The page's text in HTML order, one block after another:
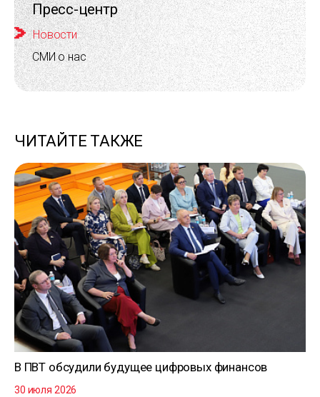
Пресс-центр
Новости
СМИ о нас
ЧИТАЙТЕ ТАКЖЕ
В ПВТ обсудили будущее цифровых финансов
30 июля 2026